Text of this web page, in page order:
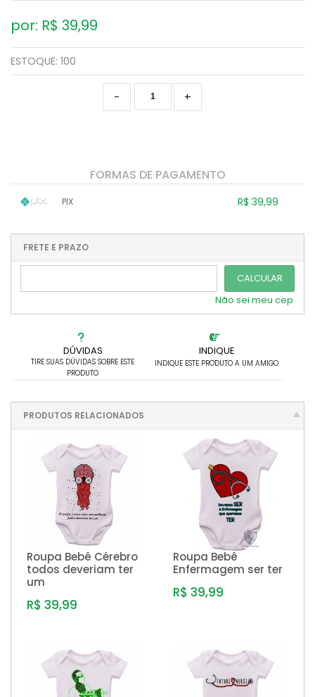
DÚVIDAS
TIRE SUAS DÚVIDAS SOBRE ESTE
PRODUTO
INDIQUE
INDIQUE ESTE PRODUTO A UM AMIGO
por: R$ 39,99
ESTOQUE: 100
+
-
FORMAS DE PAGAMENTO
PIX R$ 39,99
...
....
FRETE E PRAZO
CALCULAR
Não sei meu cep
PRODUTOS RELACIONADOS
Roupa Bebê Cérebro
todos deveriam ter
um
R$ 39,99
Roupa Bebê
Enfermagem ser ter
R$ 39,99